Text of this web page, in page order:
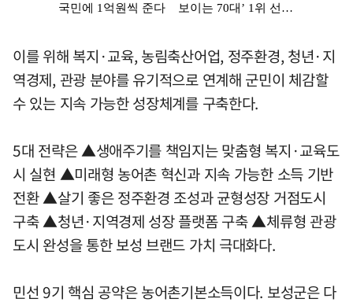
이를 위해 복지·교육, 농림축산어업, 정주환경, 청년·지
역경제, 관광 분야를 유기적으로 연계해 군민이 체감할
수 있는 지속 가능한 성장체계를 구축한다.
5대 전략은 ▲생애주기를 책임지는 맞춤형 복지·교육도
시 실현 ▲미래형 농어촌 혁신과 지속 가능한 소득 기반
전환 ▲살기 좋은 정주환경 조성과 균형성장 거점도시
구축 ▲청년·지역경제 성장 플랫폼 구축 ▲체류형 관광
도시 완성을 통한 보성 브랜드 가치 극대화다.
민선 9기 핵심 공약은 농어촌기본소득이다. 보성군은 다